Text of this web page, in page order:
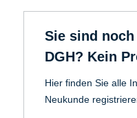
Sie sind
DGH? Kein
Hier finden Sie alle
Neukunde